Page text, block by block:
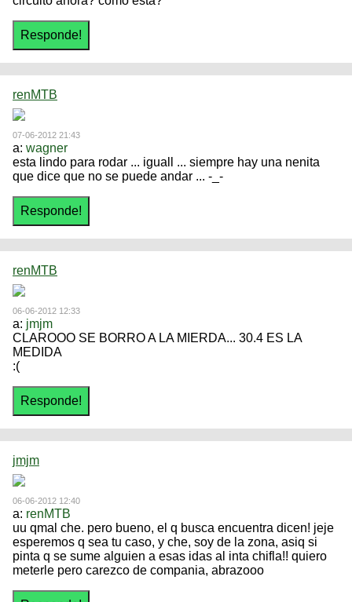
renMTB
07-06-2012 21:43
a: wagner
esta lindo para rodar ... iguall ... siempre hay una nenita
que dice que no se puede andar ... -_-
renMTB
06-06-2012 12:33
a: jmjm
CLAROOO SE BORRO A LA MIERDA... 30.4 ES LA
MEDIDA
:(
jmjm
06-06-2012 12:40
a: renMTB
uu qmal che. pero bueno, el q busca encuentra dicen! jeje
esperemos q sea tu caso, y che, soy de la zona, asiq si
pinta q se sume alguien a esas idas al inta chifla!! quiero
meterle pero carezco de compania, abrazooo